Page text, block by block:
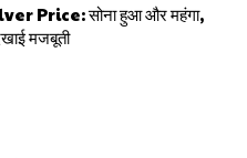
Price: सोना हुआ और महंगा,
मजबूती